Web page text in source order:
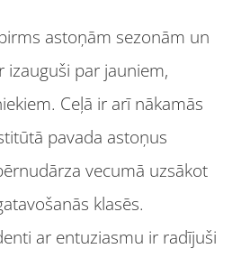
astoņām sezonām un
par jauniem,
Ceļā ir arī nākamās
pavada astoņus
vecumā uzsākot
klasēs.
ar entuziasmu ir radījuši